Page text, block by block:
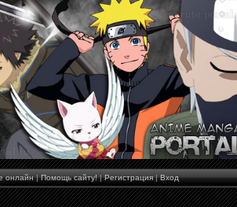
онлайн|Помощь сайту!|Регистрация|Вход